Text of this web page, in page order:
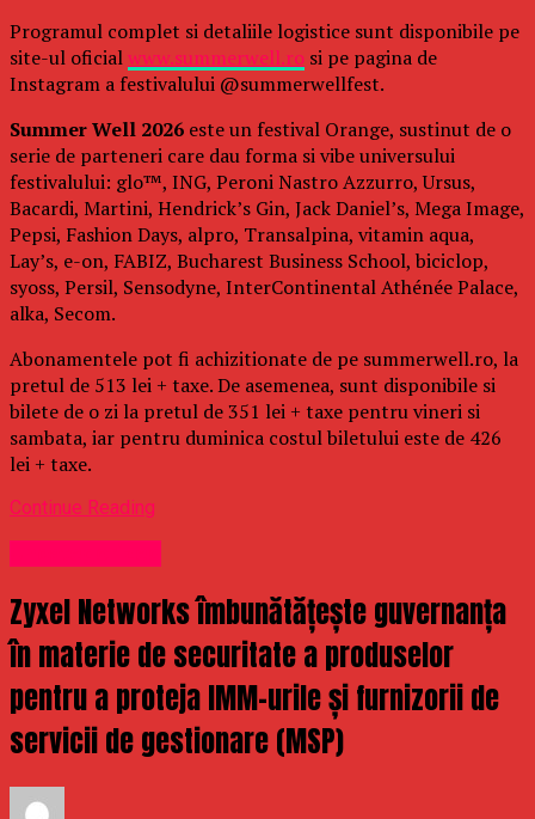
Programul complet si detaliile logistice sunt disponibile pe
site-ul oficialwww.summerwell.ro si pe pagina de
Instagram a festivalului @summerwellfest.
Summer Well 2026 este un festival Orange, sustinut de o
serie de parteneri care dau forma si vibe universului
festivalului: glo™, ING, Peroni Nastro Azzurro, Ursus,
Bacardi, Martini, Hendrick’s Gin, Jack Daniel’s, Mega Image,
Pepsi, Fashion Days, alpro, Transalpina, vitamin aqua,
Lay’s, e-on, FABIZ, Bucharest Business School, biciclop,
syoss, Persil, Sensodyne, InterContinental Athénée Palace,
alka, Secom.
Abonamentele pot fi achizitionate de pe summerwell.ro, la
pretul de 513 lei + taxe. De asemenea, sunt disponibile si
bilete de o zi la pretul de 351 lei + taxe pentru vineri si
sambata, iar pentru duminica costul biletului este de 426
lei + taxe.
Continue Reading
Zyxel Networks îmbunătățește guvernanța
în materie de securitate a produselor
pentru a proteja IMM-urile și furnizorii de
servicii de gestionare (MSP)